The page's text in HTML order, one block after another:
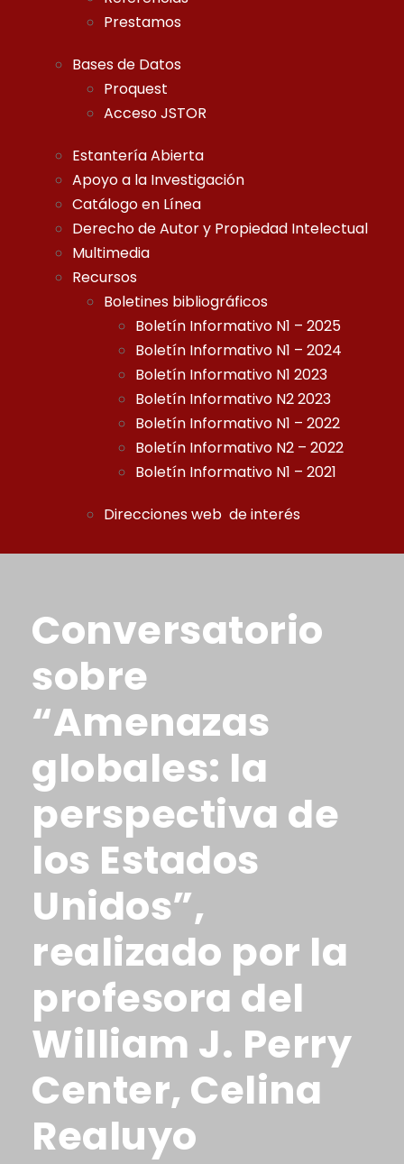
Prestamos
Bases de Datos
Proquest
Acceso JSTOR
Estantería Abierta
Apoyo a la Investigación
Catálogo en Línea
Derecho de Autor y Propiedad Intelectual
Multimedia
Recursos
Boletines bibliográficos
Boletín Informativo N1 – 2025
Boletín Informativo N1 – 2024
Boletín Informativo N1 2023
Boletín Informativo N2 2023
Boletín Informativo N1 – 2022
Boletín Informativo N2 – 2022
Boletín Informativo N1 – 2021
Direcciones web de interés
Conversatorio
sobre
“Amenazas
globales: la
perspectiva de
los Estados
Unidos”,
realizado por la
profesora del
William J. Perry
Center, Celina
Realuyo